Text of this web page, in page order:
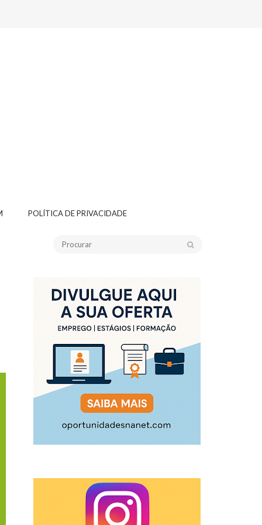
POLÍTICA DE PRIVACIDADE